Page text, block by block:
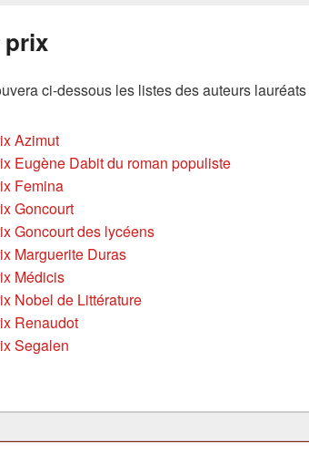
prix
ci-dessous les listes des auteurs
Azimut
Eugène Dabit du roman populiste
Femina
Goncourt
Goncourt des lycéens
Marguerite Duras
Médicis
Nobel de Littérature
Renaudot
Segalen